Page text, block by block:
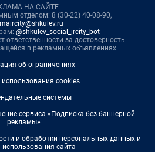
НА САЙТЕ
отделом: 8 (30-22) 40-08-90,
@shkulev_social_ircity_bot
ответственности за достоверность
в рекламных объявлениях.
об ограничениях
использования cookies
системы
сервиса «Подписка без баннерной
рекламы»
и обработки персональных данных и
использования сайта